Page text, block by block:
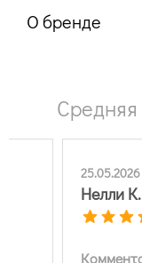
О бренде
Средняя
25.05.2026
Нелли К.